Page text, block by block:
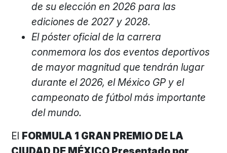
de su elección en 2026 para las
ediciones de 2027 y 2028.
El póster oficial de la carrera
conmemora los dos eventos deportivos
de mayor magnitud que tendrán lugar
durante el 2026, el México GP y el
campeonato de fútbol más importante
del mundo.
El FORMULA 1 GRAN PREMIO DE LA